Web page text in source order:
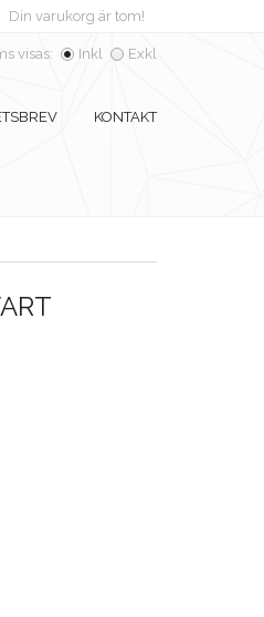
Din varukorg är tom!
visas: Inkl Exkl
KONTAKT